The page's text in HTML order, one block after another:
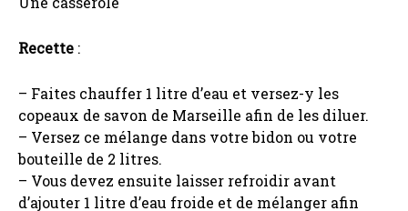
Recette :
– Faites chauffer 1 litre d’eau et versez-y les
copeaux de savon de Marseille afin de les diluer.
– Versez ce mélange dans votre bidon ou votre
bouteille de 2 litres.
– Vous devez ensuite laisser refroidir avant
d’ajouter 1 litre d’eau froide et de mélanger afin